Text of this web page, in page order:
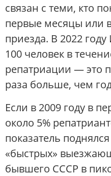
связан с теми, кто
первые месяцы или
приезда. В 2022
100 человек в
репатриации — это
раза больше, чем
Если в 2009 году в
около 5%
показатель
«быстрых»
бывшего СССР в